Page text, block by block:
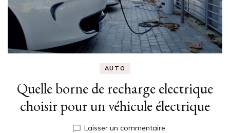
AUTO
Quelle borne de recharge electrique
choisir pour un véhicule électrique
Laisser un commentairesur